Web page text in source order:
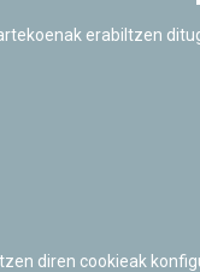
erabiltzen
diren cookieak